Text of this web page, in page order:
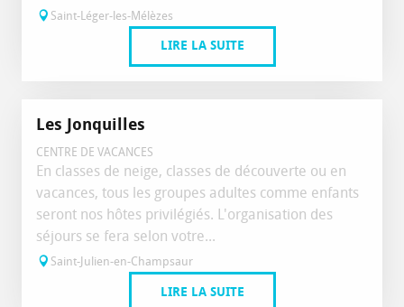
Saint-Léger-les-Mélèzes
LIRE LA SUITE
Les Jonquilles
CENTRE DE VACANCES
En classes de neige, classes de découverte ou en
vacances, tous les groupes adultes comme enfants
seront nos hôtes privilégiés. L'organisation des
séjours se fera selon votre...
Saint-Julien-en-Champsaur
LIRE LA SUITE